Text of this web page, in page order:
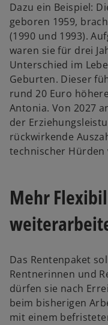
Dazu ein Beispiel:
geboren 1959,
(1990 und 1993).
waren sie für drei
Unterschied im
Geburten. Dieser
rund 20 Euro
Antonia. Von 2027
der
rückwirkende
technischer Hürden
Mehr
Das Rentenpaket
Rentnerinnen und
dürfen sie nach
beim bisherigen
mit einem